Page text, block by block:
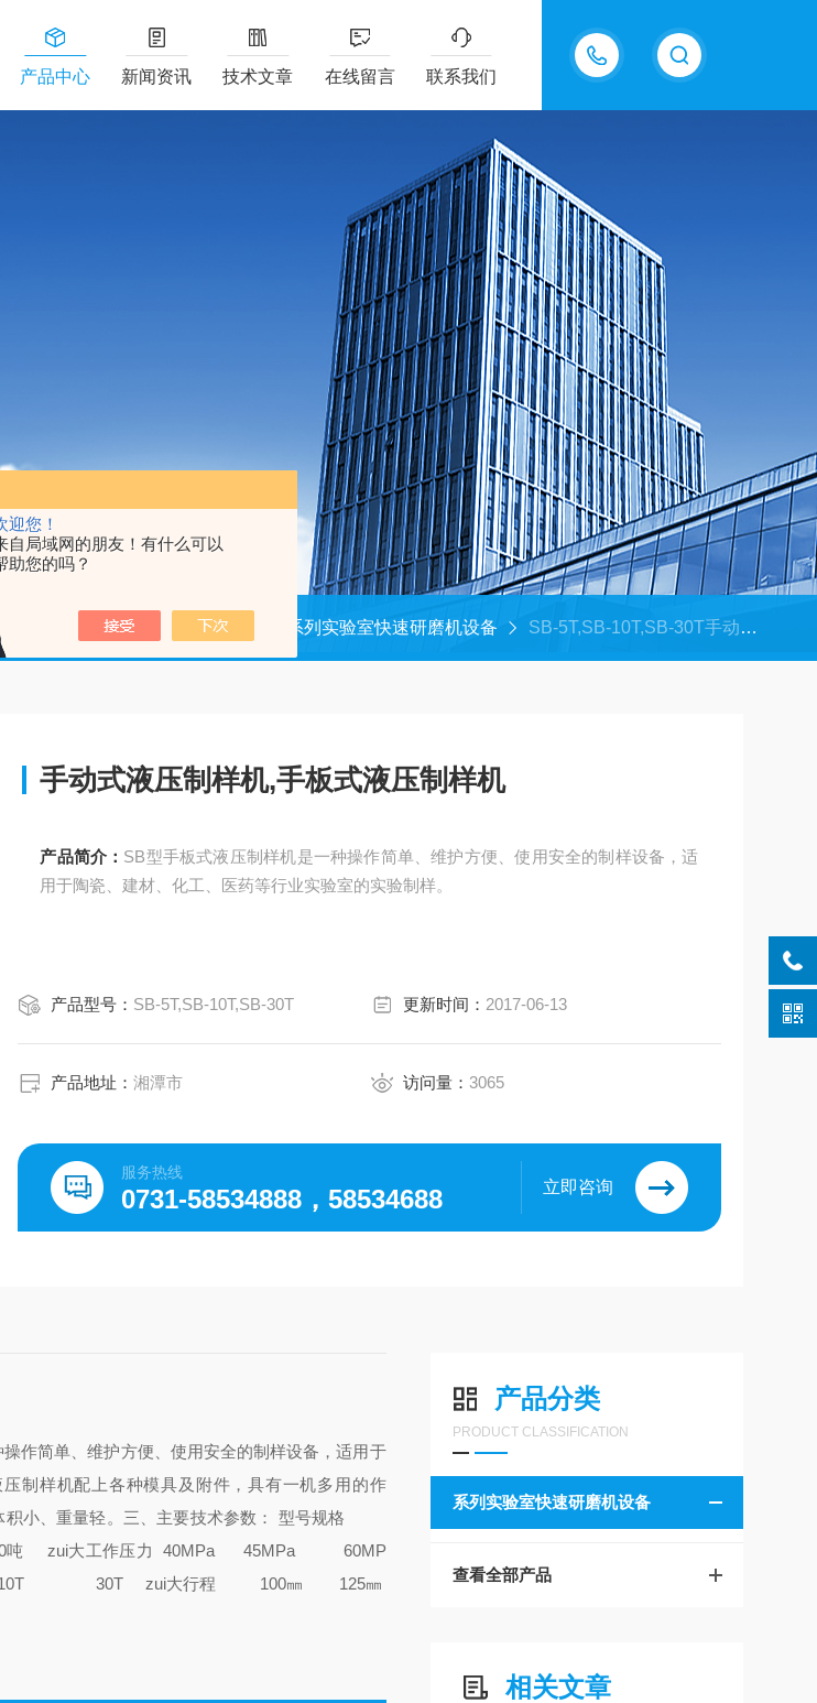
迎您！
自局域网的朋友！有什么可以
助您的吗？
13607322318
产品中心 新闻资讯 技术文章 在线留言 联系我们
首页 产品中心 系列实验室快速研磨机设备 SB-5T,SB-10T,SB-30T手动式液压制样机,手板式液压制样机
手动式液压制样机,手板式液压制样机
产品简介： SB型手板式液压制样机是一种操作简单、维护方便、使用安全的制样设备，适
用于陶瓷、建材、化工、医药等行业实验室的实验制样。
产品型号： SB-5T,SB-10T,SB-30T 更新时间： 2017-06-13
产品地址：湘潭市 访问量： 3065
服务热线
0731-58534888，58534688 立即咨询
产品分类
PRODUCT CLASSIFICATION
系列实验室快速研磨机设备
查看全部产品
相关文章
作简单、维护方便、使用安全的制样设备，适用于
压制样机配上各种模具及附件，具有一机多用的作
积小、重量轻。 三、主要技术参数： 型号规格
吨 zui大工作压力
40MPa 45MPa 60MP
30T zui大行程 100㎜ 125㎜